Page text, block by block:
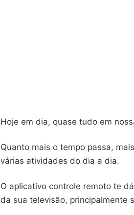
Hoje em dia, quase tudo em
Quanto mais o tempo passa,
várias atividades do dia a dia.
O aplicativo controle remoto te
da sua televisão, principalmente